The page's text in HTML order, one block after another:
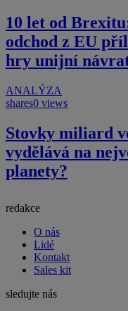
10 let od
odchod z EU
hry unijní
ANALÝZA
shares0 views
Stovky miliard
vydělává na
planety?
redakce
O nás
Lidé
Kontakt
Sales kit
sledujte nás